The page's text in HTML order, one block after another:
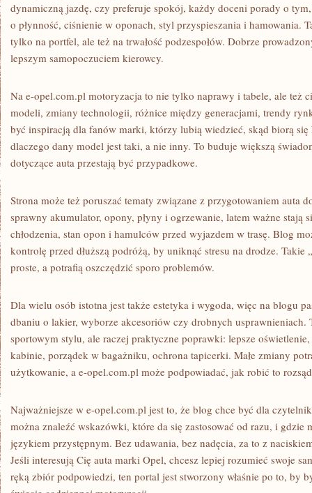
dynamiczną jazdę, czy preferuje spokój, każdy doceni porady o
o płynność, ciśnienie w oponach, styl przyspieszania i hamowania.
tylko na portfel, ale też na trwałość podzespołów. Dobrze
lepszym samopoczuciem kierowcy.
Na e-opel.com.pl motoryzacja to nie tylko naprawy i tabele, ale też
modeli, zmiany technologii, różnice między generacjami, trendy
być inspiracją dla fanów marki, którzy lubią wiedzieć, skąd biorą
dlaczego dany model jest taki, a nie inny. To buduje większą
dotyczące auta przestają być przypadkowe.
Strona może też poruszać tematy związane z przygotowaniem auta
sprawny akumulator, opony, płyny i ogrzewanie, latem ważne stają
chłodzenia, stan opon i hamulców przed wyjazdem w trasę. Blog
kontrolę przed dłuższą podróżą, by uniknąć stresu na drodze. Takie
proste, a potrafią oszczędzić sporo problemów.
Dla wielu osób istotna jest także estetyka i wygoda, więc na blogu
dbaniu o lakier, wyborze akcesoriów czy drobnych usprawnieniach.
sportowym stylu, ale raczej praktyczne poprawki: lepsze
kabinie, porządek w bagażniku, ochrona tapicerki. Małe zmiany
użytkowanie, a e-opel.com.pl może podpowiadać, jak robić to
Najważniejsze w e-opel.com.pl jest to, że blog chce być dla
można znaleźć wskazówki, które da się zastosować od razu, i gdzie
językiem przystępnym. Bez udawania, bez nadęcia, za to z
Jeśli interesują Cię auta marki Opel, chcesz lepiej rozumieć swoje
ręką zbiór podpowiedzi, ten portal jest stworzony właśnie po to, by